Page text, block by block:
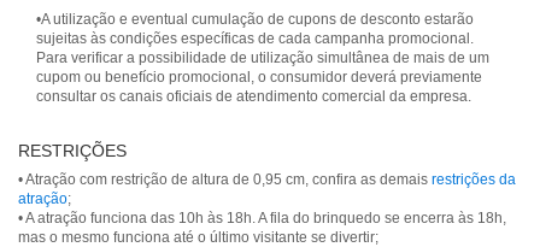
•A utilização e eventual cumulação de cupons de desconto estarão
sujeitas às condições específicas de cada campanha promocional.
Para verificar a possibilidade de utilização simultânea de mais de um
cupom ou benefício promocional, o consumidor deverá previamente
consultar os canais oficiais de atendimento comercial da empresa.
RESTRIÇÕES
• Atração com restrição de altura de 0,95 cm, confira as demais restrições da
atração;
• A atração funciona das 10h às 18h. A fila do brinquedo se encerra às 18h,
mas o mesmo funciona até o último visitante se divertir;